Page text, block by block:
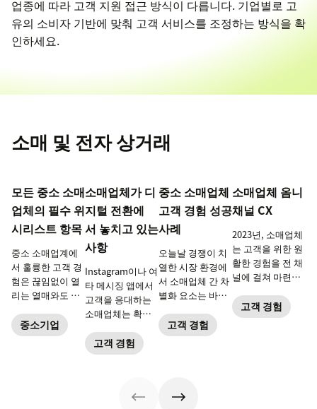
업종에 따라 고객 지원 접근 방식이 다릅니다. 기업별로 고
유의 소비자 기반에 맞춰 고객 서비스를 조정하는 방식을 확
인하세요.
소매 및 전자 상거래
모든 중소 소매
업체의 필수 위
시리스트 항목
중소 소매업계에
서 훌륭한 고객 경
험은 끊임없이 열
리는 열매와도 같
중소기업
소매업체가 디
지털 전환에
서 놓치고 있는
사항
Instagram이나 여
타 메시징 앱에서
고객을 응대하는
소매업체는 확실
고객 경험
중소 소매업체
고객 경험 성공
사례
오늘날 경쟁이 치
열한 시장 환경에
서 소매업체 간 차
별화 요소는 바로
비스입니다. 이번
ebook에서는, 고
니다.
고객 경험
소매업체 옴니
채널 CX
2023년, 소매업체
는 고객을 위한 원
활한 경험을 전 채
널에 걸쳐 마련해
고객 경험